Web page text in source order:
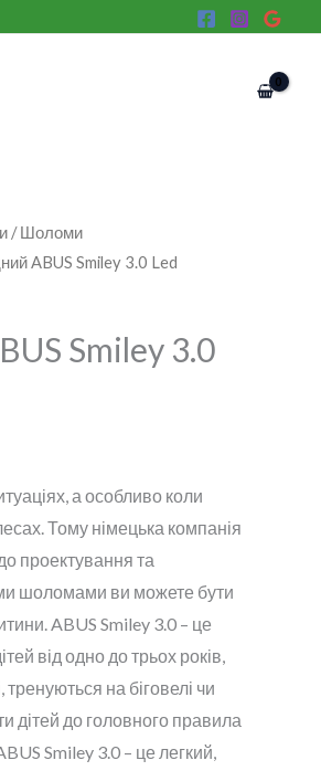
/Шоломи
ABUS Smiley 3.0 Led
Smiley 3.0
а особливо коли
Тому німецька компанія
проектування та
шоломами ви можете бути
ABUS Smiley 3.0 – це
від одно до трьох років,
тренуються на біговелі чи
дітей до головного правила
Smiley 3.0 – це легкий,